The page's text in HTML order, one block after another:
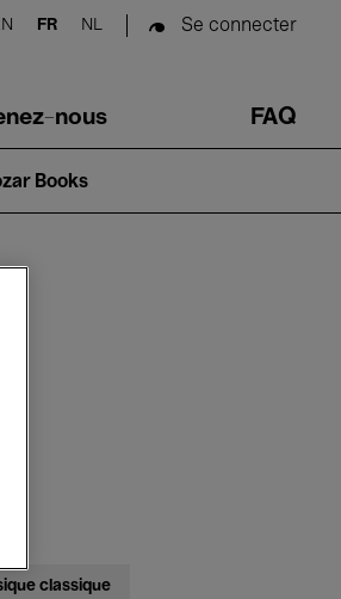
FR NL Se connecter
nous FAQ
Books
classique